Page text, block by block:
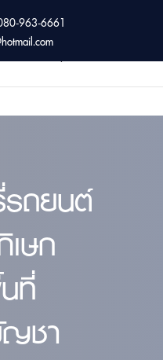
963-6661
รถยนต์
ษก
ที่
ชา